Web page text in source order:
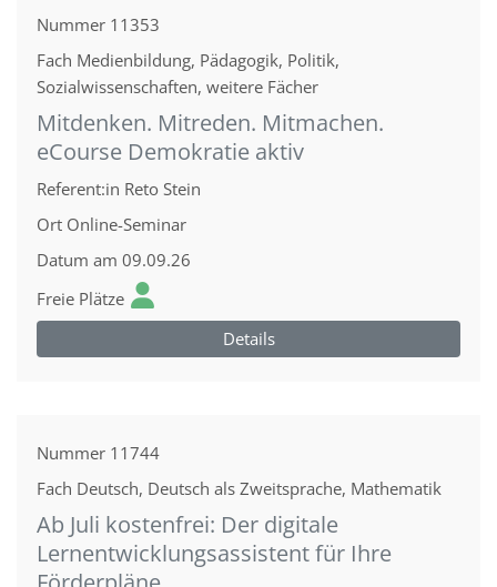
Nummer 11353
Fach Medienbildung, Pädagogik, Politik,
Sozialwissenschaften, weitere Fächer
Mitdenken. Mitreden. Mitmachen.
eCourse Demokratie aktiv
Referent:in Reto Stein
Ort Online-Seminar
Datum am 09.09.26
Freie Plätze
Details
Nummer 11744
Fach Deutsch, Deutsch als Zweitsprache, Mathematik
Ab Juli kostenfrei: Der digitale
Lernentwicklungsassistent für Ihre